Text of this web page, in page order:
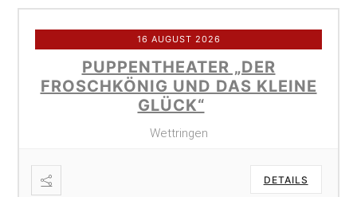
16 AUGUST 2026
PUPPENTHEATER „DER
FROSCHKÖNIG UND DAS KLEINE
GLÜCK“
Wettringen
DETAILS